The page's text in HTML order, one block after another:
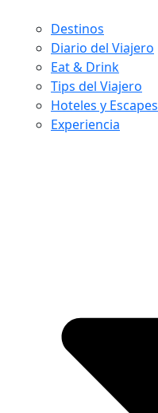
Destinos
Diario del Viajero
Eat & Drink
Tips del Viajero
Hoteles y Escapes
Experiencia